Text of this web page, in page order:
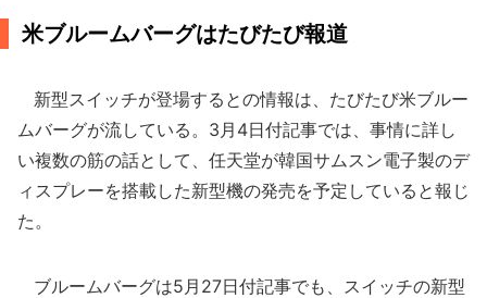
米ブルームバーグはたびたび報道
新型スイッチが登場するとの情報は、たびたび米ブルー
ムバーグが流している。3月4日付記事では、事情に詳し
い複数の筋の話として、任天堂が韓国サムスン電子製のデ
ィスプレーを搭載した新型機の発売を予定していると報じ
た。
ブルームバーグは5月27日付記事でも、スイッチの新型